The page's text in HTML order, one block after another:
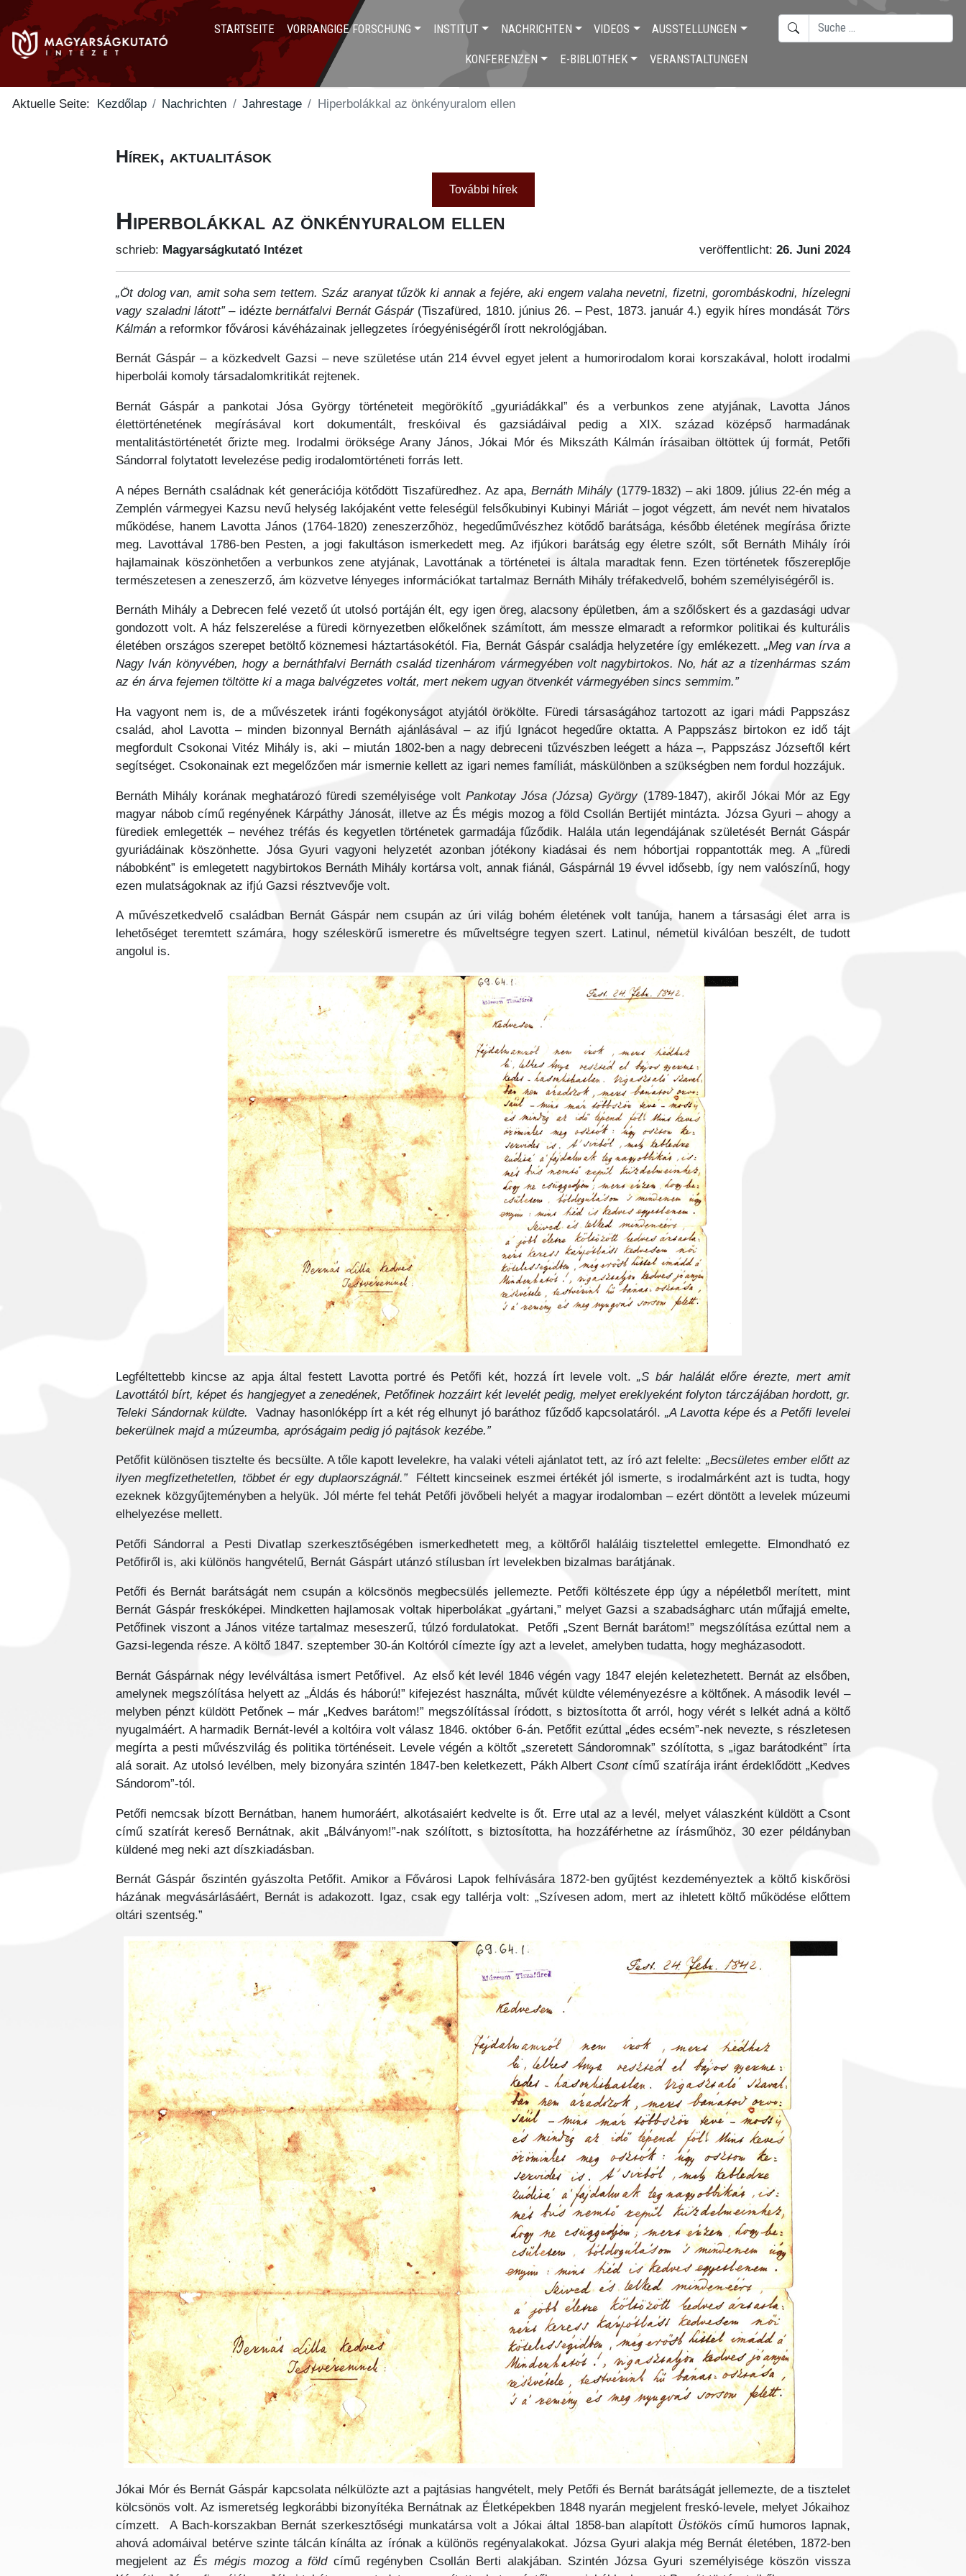
STARTSEITE VORRANGIGE FORSCHUNG INSTITUT NACHRICHTEN VIDEOS AUSSTELLUNGEN
KONFERENZEN E-BIBLIOTHEK VERANSTALTUNGEN
SUCHEN
Aktuelle Seite: Kezdőlap Nachrichten Jahrestage Hiperbolákkal az önkényuralom ellen
Hírek, aktualitások
További hírek
Hiperbolákkal az önkényuralom ellen
schrieb: Magyarságkutató Intézet veröffentlicht: 26. Juni 2024
„Öt dolog van, amit soha sem tettem. Száz aranyat tűzök ki annak a fejére, aki engem valaha nevetni, fizetni, gorombáskodni, hízelegni
vagy szaladni látott”– idéztebernátfalvi Bernát Gáspár(Tiszafüred, 1810. június 26. – Pest, 1873. január 4.) egyik híres mondását Törs
Kálmán a reformkor fővárosi kávéházainak jellegzetes íróegyéniségéről írott nekrológjában.
Bernát Gáspár – a közkedvelt Gazsi – neve születése után 214 évvel egyet jelent a humorirodalom korai korszakával, holott irodalmi
hiperbolái komoly társadalomkritikát rejtenek.
Bernát Gáspár a pankotai Jósa György történeteit megörökítő „gyuriádákkal” és a verbunkos zene atyjának, Lavotta János
élettörténetének megírásával kort dokumentált, freskóival és gazsiádáival pedig a XIX. század középső harmadának
mentalitástörténetét őrizte meg. Irodalmi öröksége Arany János, Jókai Mór és Mikszáth Kálmán írásaiban öltöttek új formát, Petőfi
Sándorral folytatott levelezése pedig irodalomtörténeti forrás lett.
A népes Bernáth családnak két generációja kötődött Tiszafüredhez. Az apa, Bernáth Mihály(1779-1832) – aki 1809. július 22-én még a
Zemplén vármegyei Kazsu nevű helység lakójaként vette feleségül felsőkubinyi Kubinyi Máriát – jogot végzett, ám nevét nem hivatalos
működése, hanem Lavotta János (1764-1820) zeneszerzőhöz, hegedűművészhez kötődő barátsága, később életének megírása őrizte
meg. Lavottával 1786-ben Pesten, a jogi fakultáson ismerkedett meg. Az ifjúkori barátság egy életre szólt, sőt Bernáth Mihály írói
hajlamainak köszönhetően a verbunkos zene atyjának, Lavottának a történetei is általa maradtak fenn. Ezen történetek főszereplője
természetesen a zeneszerző, ám közvetve lényeges információkat tartalmaz Bernáth Mihály tréfakedvelő, bohém személyiségéről is.
Bernáth Mihály a Debrecen felé vezető út utolsó portáján élt, egy igen öreg, alacsony épületben, ám a szőlőskert és a gazdasági udvar
gondozott volt. A ház felszerelése a füredi környezetben előkelőnek számított, ám messze elmaradt a reformkor politikai és kulturális
életében országos szerepet betöltő köznemesi háztartásokétól. Fia, Bernát Gáspár családja helyzetére így emlékezett.„Meg van írva a
Nagy Iván könyvében, hogy a bernáthfalvi Bernáth család tizenhárom vármegyében volt nagybirtokos. No, hát az a tizenhármas szám
az én árva fejemen töltötte ki a maga balvégzetes voltát, mert nekem ugyan ötvenkét vármegyében sincs semmim.”
Ha vagyont nem is, de a művészetek iránti fogékonyságot atyjától örökölte. Füredi társaságához tartozott az igari mádi Pappszász
család, ahol Lavotta – minden bizonnyal Bernáth ajánlásával – az ifjú Ignácot hegedűre oktatta. A Pappszász birtokon ez idő tájt
megfordult Csokonai Vitéz Mihály is, aki – miután 1802-ben a nagy debreceni tűzvészben leégett a háza –, Pappszász Józseftől kért
segítséget. Csokonainak ezt megelőzően már ismernie kellett az igari nemes famíliát, máskülönben a szükségben nem fordul hozzájuk.
Bernáth Mihály korának meghatározó füredi személyisége volt Pankotay Jósa (Józsa) György(1789-1847), akiről Jókai Mór az Egy
magyar nábob című regényének Kárpáthy Jánosát, illetve az És mégis mozog a föld Csollán Bertijét mintázta. Józsa Gyuri – ahogy a
fürediek emlegették – nevéhez tréfás és kegyetlen történetek garmadája fűződik. Halála után legendájának születését Bernát Gáspár
gyuriádáinak köszönhette. Jósa Gyuri vagyoni helyzetét azonban jótékony kiadásai és nem hóbortjai roppantották meg. A „füredi
nábobként” is emlegetett nagybirtokos Bernáth Mihály kortársa volt, annak fiánál, Gáspárnál 19 évvel idősebb, így nem valószínű, hogy
ezen mulatságoknak az ifjú Gazsi résztvevője volt.
A művészetkedvelő családban Bernát Gáspár nem csupán az úri világ bohém életének volt tanúja, hanem a társasági élet arra is
lehetőséget teremtett számára, hogy széleskörű ismeretre és műveltségre tegyen szert. Latinul, németül kiválóan beszélt, de tudott
angolul is.
Legféltettebb kincse az apja által festett Lavotta portré és Petőfi két, hozzá írt levele volt.„S bár halálát előre érezte, mert amit
Lavottától bírt, képet és hangjegyet a zenedének, Petőfinek hozzáirt két levelét pedig, melyet ereklyeként folyton tárczájában hordott, gr.
Teleki Sándornak küldte.
Vadnay hasonlóképp írt a két rég elhunyt jó baráthoz fűződő kapcsolatáról. „A Lavotta képe és a Petőfi levelei
bekerülnek majd a múzeumba, apróságaim pedig jó pajtások kezébe.”
Petőfit különösen tisztelte és becsülte. A tőle kapott levelekre, ha valaki vételi ajánlatot tett, az író azt felelte: „Becsületes ember előtt az
ilyen megfizethetetlen, többet ér egy duplaországnál.”
Féltett kincseinek eszmei értékét jól ismerte, s irodalmárként azt is tudta, hogy
ezeknek közgyűjteményben a helyük. Jól mérte fel tehát Petőfi jövőbeli helyét a magyar irodalomban – ezért döntött a levelek múzeumi
elhelyezése mellett.
Petőfi Sándorral a Pesti Divatlap szerkesztőségében ismerkedhetett meg, a költőről haláláig tisztelettel emlegette. Elmondható ez
Petőfiről is, aki különös hangvételű, Bernát Gáspárt utánzó stílusban írt levelekben bizalmas barátjának.
Petőfi és Bernát barátságát nem csupán a kölcsönös megbecsülés jellemezte. Petőfi költészete épp úgy a népéletből merített, mint
Bernát Gáspár freskóképei. Mindketten hajlamosak voltak hiperbolákat „gyártani,” melyet Gazsi a szabadságharc után műfajjá emelte,
Petőfinek viszont a János vitéze tartalmaz meseszerű, túlzó fordulatokat. Petőfi „Szent Bernát barátom!” megszólítása ezúttal nem a
Gazsi-legenda része. A költő 1847. szeptember 30-án Koltóról címezte így azt a levelet, amelyben tudatta, hogy megházasodott.
Bernát Gáspárnak négy levélváltása ismert Petőfivel. Az első két levél 1846 végén vagy 1847 elején keletezhetett. Bernát az elsőben,
amelynek megszólítása helyett az „Áldás és háború!” kifejezést használta, művét küldte véleményezésre a költőnek. A második levél –
melyben pénzt küldött Petőnek – már „Kedves barátom!” megszólítással íródott, s biztosította őt arról, hogy vérét s lelkét adná a költő
nyugalmáért. A harmadik Bernát-levél a koltóira volt válasz 1846. október 6-án. Petőfit ezúttal „édes ecsém”-nek nevezte, s részletesen
megírta a pesti művészvilág és politika történéseit. Levele végén a költőt „szeretett Sándoromnak” szólította, s „igaz barátodként” írta
alá sorait. Az utolsó levélben, mely bizonyára szintén 1847-ben keletkezett, Pákh Albert Csont című szatírája iránt érdeklődött „Kedves
Sándorom”-tól.
Petőfi nemcsak bízott Bernátban, hanem humoráért, alkotásaiért kedvelte is őt. Erre utal az a levél, melyet válaszként küldött a Csont
című szatírát kereső Bernátnak, akit „Bálványom!”-nak szólított, s biztosította, ha hozzáférhetne az írásműhöz, 30 ezer példányban
küldené meg neki azt díszkiadásban.
Bernát Gáspár őszintén gyászolta Petőfit. Amikor a Fővárosi Lapok felhívására 1872-ben gyűjtést kezdeményeztek a költő kiskőrösi
házának megvásárlásáért, Bernát is adakozott. Igaz, csak egy tallérja volt: „Szívesen adom, mert az ihletett költő működése előttem
oltári szentség.”
Jókai Mór és Bernát Gáspár kapcsolata nélkülözte azt a pajtásias hangvételt, mely Petőfi és Bernát barátságát jellemezte, de a tisztelet
kölcsönös volt. Az ismeretség legkorábbi bizonyítéka Bernátnak az Életképekben 1848 nyarán megjelent freskó-levele, melyet Jókaihoz
címzett. A Bach-korszakban Bernát szerkesztőségi munkatársa volt a Jókai által 1858-ban alapított Üstökös című humoros lapnak,
ahová adomáival betérve szinte tálcán kínálta az írónak a különös regényalakokat. Józsa Gyuri alakja még Bernát életében, 1872-ben
megjelent az És mégis mozog a földcímű regényben Csollán Berti alakjában. Szintén Józsa Gyuri személyisége köszön vissza